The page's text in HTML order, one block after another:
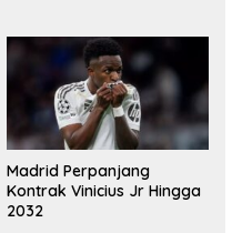
Madrid Perpanjang
Kontrak Vinicius Jr Hingga
2032